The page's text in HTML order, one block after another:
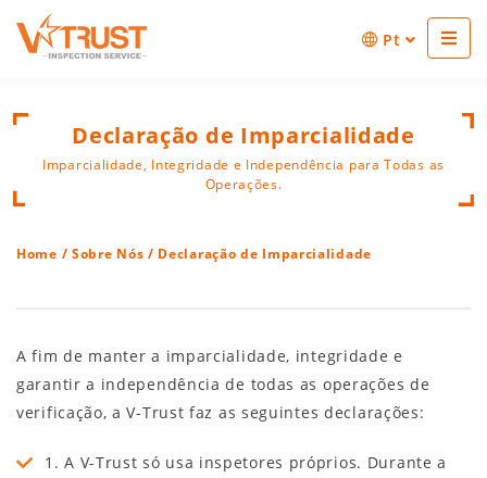
Pt
Declaração de Imparcialidade
Imparcialidade, Integridade e Independência para Todas as
Operações.
Home / Sobre Nós / Declaração de Imparcialidade
A fim de manter a imparcialidade, integridade e
garantir a independência de todas as operações de
verificação, a V-Trust faz as seguintes declarações:
1. A V-Trust só usa inspetores próprios. Durante a